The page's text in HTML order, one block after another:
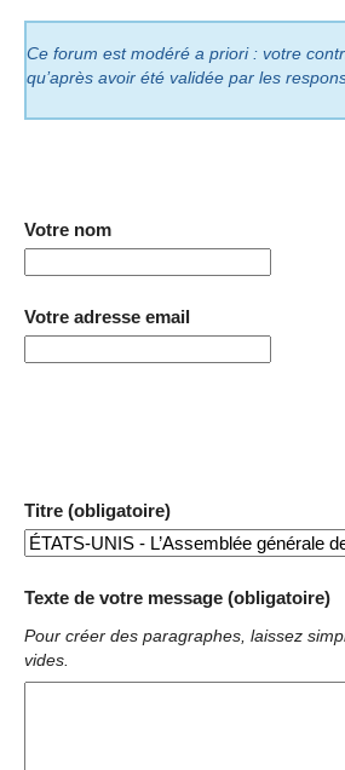
Ce forum est modéré a priori : votre
qu’après avoir été validée par les
Votre nom
Votre adresse email
Titre (obligatoire)
Texte de votre message (obligatoire)
Pour créer des paragraphes, laissez
vides.